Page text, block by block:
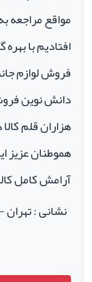
مواقع مراجعه
افتادیم با
دانش نوین
هزاران قلم
هموطنان عزیز
آرامش کامل
نشانی :